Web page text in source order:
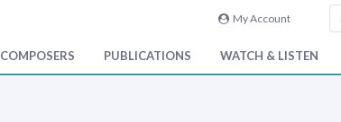
My Account
COMPOSERS PUBLICATIONS WATCH & LISTEN